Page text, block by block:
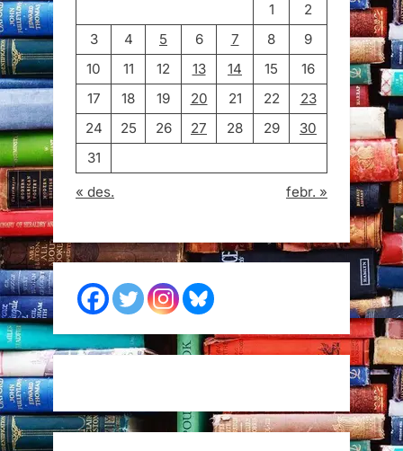
1
2
3
4 5 6 7 8
9
10
11 12 13 14 15
16
17
18 19 20 21 22
23
24
25 26 27 28 29
30
31
« des.
febr. »